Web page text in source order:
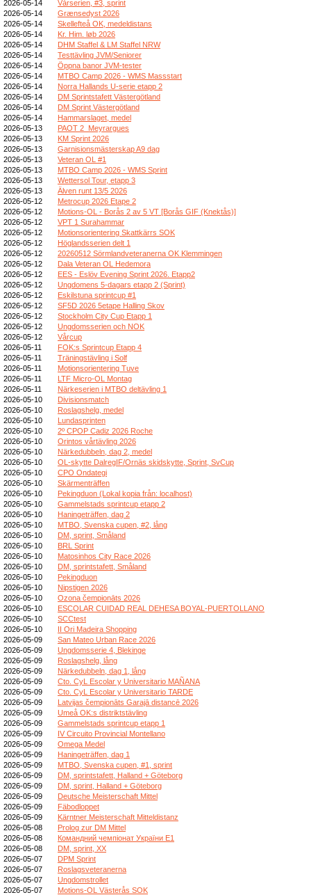
2026-05-14
Vårserien, #3, sprint
2026-05-14
Grænsedyst 2026
2026-05-14
Skellefteå OK, medeldistans
2026-05-14
Kr. Him. løb 2026
2026-05-14
DHM Staffel & LM Staffel NRW
2026-05-14
Testtävling JVM/Seniorer
2026-05-14
Öppna banor JVM-tester
2026-05-14
MTBO Camp 2026 - WMS Massstart
2026-05-14
Norra Hallands U-serie etapp 2
2026-05-14
DM Sprintstafett Västergötland
2026-05-14
DM Sprint Västergötland
2026-05-14
Hammarslaget, medel
2026-05-13
PAOT 2_Meyrargues
2026-05-13
KM Sprint 2026
2026-05-13
Garnisionsmästerskap A9 dag
2026-05-13
Veteran OL #1
2026-05-13
MTBO Camp 2026 - WMS Sprint
2026-05-13
Wettersol Tour, etapp 3
2026-05-13
Älven runt 13/5 2026
2026-05-12
Metrocup 2026 Etape 2
2026-05-12
Motions-OL - Borås 2 av 5 VT [Borås GIF (Knektås)]
2026-05-12
VPT 1 Surahammar
2026-05-12
Motionsorientering Skattkärrs SOK
2026-05-12
Höglandsserien delt 1
2026-05-12
20260512 Sörmlandveteranerna OK Klemmingen
2026-05-12
Dala Veteran OL Hedemora
2026-05-12
EES - Eslöv Evening Sprint 2026. Etapp2
2026-05-12
Ungdomens 5-dagars etapp 2 (Sprint)
2026-05-12
Eskilstuna sprintcup #1
2026-05-12
SF5D 2026 5etape Halling Skov
2026-05-12
Stockholm City Cup Etapp 1
2026-05-12
Ungdomsserien och NOK
2026-05-12
Vårcup
2026-05-11
FOK:s Sprintcup Etapp 4
2026-05-11
Träningstävling i Solf
2026-05-11
Motionsorientering Tuve
2026-05-11
LTF Micro-OL Montag
2026-05-11
Närkeserien i MTBO deltävling 1
2026-05-10
Divisionsmatch
2026-05-10
Roslagshelg, medel
2026-05-10
Lundasprinten
2026-05-10
2º CPOP Cadiz 2026 Roche
2026-05-10
Orintos vårtävling 2026
2026-05-10
Närkedubbeln, dag 2, medel
2026-05-10
OL-skytte DalregIF/Ornäs skidskytte, Sprint, SvCup
2026-05-10
CPO Ondategi
2026-05-10
Skärmenträffen
2026-05-10
Pekingduon (Lokal kopia från: localhost)
2026-05-10
Gammelstads sprintcup etapp 2
2026-05-10
Haningeträffen, dag 2
2026-05-10
MTBO, Svenska cupen, #2, lång
2026-05-10
DM, sprint, Småland
2026-05-10
BRL Sprint
2026-05-10
Matosinhos City Race 2026
2026-05-10
DM, sprintstafett, Småland
2026-05-10
Pekingduon
2026-05-10
Nipstigen 2026
2026-05-10
Ozona čempionāts 2026
2026-05-10
ESCOLAR CUIDAD REAL DEHESA BOYAL-PUERTOLLANO
2026-05-10
SCCtest
2026-05-10
II Ori Madeira Shopping
2026-05-09
San Mateo Urban Race 2026
2026-05-09
Ungdomsserie 4, Blekinge
2026-05-09
Roslagshelg, lång
2026-05-09
Närkedubbeln, dag 1, lång
2026-05-09
Cto. CyL Escolar y Universitario MAÑANA
2026-05-09
Cto. CyL Escolar y Universitario TARDE
2026-05-09
Latvijas čempionāts Garajā distancē 2026
2026-05-09
Umeå OK:s distriktstävling
2026-05-09
Gammelstads sprintcup etapp 1
2026-05-09
IV Circuito Provincial Montellano
2026-05-09
Omega Medel
2026-05-09
Haningeträffen, dag 1
2026-05-09
MTBO, Svenska cupen, #1, sprint
2026-05-09
DM, sprintstafett, Halland + Göteborg
2026-05-09
DM, sprint, Halland + Göteborg
2026-05-09
Deutsche Meisterschaft Mittel
2026-05-09
Fäbodloppet
2026-05-09
Kärntner Meisterschaft Mitteldistanz
2026-05-08
Prolog zur DM Mittel
2026-05-08
Командний чемпіонат України E1
2026-05-08
DM, sprint, XX
2026-05-07
DPM Sprint
2026-05-07
Roslagsveteranerna
2026-05-07
Ungdomstrollet
2026-05-07
Motions-OL Västerås SOK